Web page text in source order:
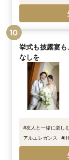
10
挙式も披露宴
なしを
#友人と一緒に楽し
アルエレガンス
#